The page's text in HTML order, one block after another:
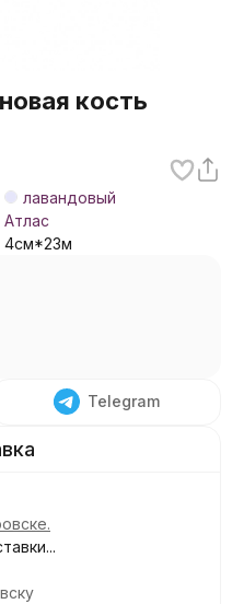
кость
лавандовый
Атлас
4см*23м
Telegram